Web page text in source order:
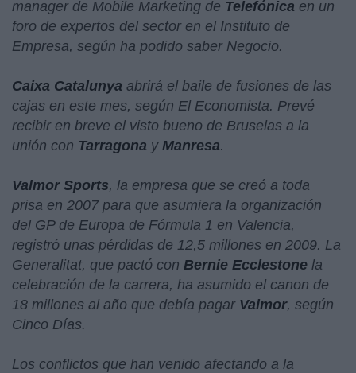
manager de Mobile Marketing de Telefónica en un
foro de expertos del sector en el Instituto de
Empresa, según ha podido saber Negocio.
Caixa Catalunya abrirá el baile de fusiones de las
cajas en este mes, según El Economista. Prevé
recibir en breve el visto bueno de Bruselas a la
unión con Tarragona y Manresa.
Valmor Sports, la empresa que se creó a toda
prisa en 2007 para que asumiera la organización
del GP de Europa de Fórmula 1 en Valencia,
registró unas pérdidas de 12,5 millones en 2009. La
Generalitat, que pactó con Bernie Ecclestone la
celebración de la carrera, ha asumido el canon de
18 millones al año que debía pagar Valmor, según
Cinco Días.
Los conflictos que han venido afectando a la